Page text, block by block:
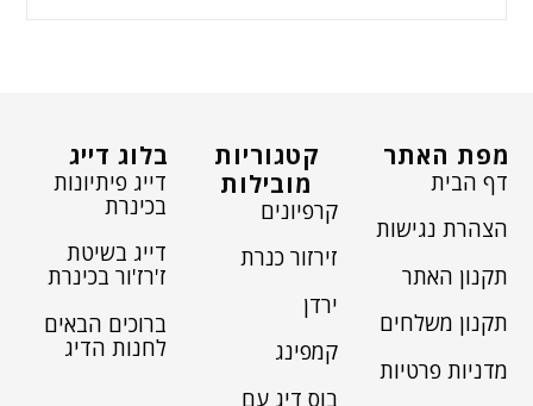
מפת האתר
דף הבית
הצהרת נגישות
תקנון האתר
תקנון משלחים
מדניות פרטיות
קטגוריות
מובילות
קרפיונים
זירזור כנרת
ירדן
קמפינג
בוס דיג עם
בלוג דייג
דייג פיתיונות
בכינרת
דייג בשיטת
ז'רז'ור בכינרת
ברוכים הבאים
לחנות הדיג